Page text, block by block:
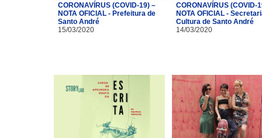
CORONAVÍRUS (COVID-19) –
NOTA OFICIAL - Prefeitura de
Santo André
15/03/2020
CORONAVÍRUS (COVID-
NOTA OFICIAL -
Cultura de Santo André
14/03/2020